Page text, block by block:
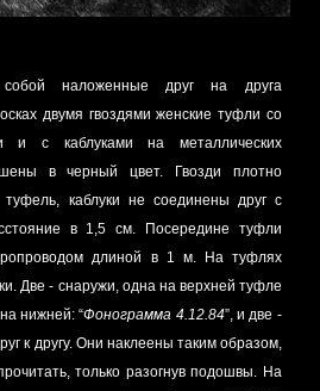
собой наложенные друг на друга
двумя гвоздями женские туфли со
и с каблуками на металлических
в черный цвет. Гвозди плотно
туфель, каблуки не соединены друг с
в 1,5 см. Посередине туфли
длиной в 1 м. На туфлях
Две - снаружи, одна на верхней туфле
нижней: “Фонограмма 4.12.84”, и две -
к другу. Они наклеены таким образом,
только разогнув подошвы. На